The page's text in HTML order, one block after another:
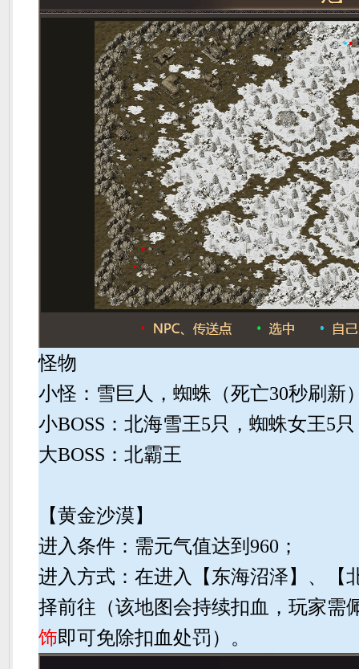
怪物
小怪：雪巨人，蜘蛛（死亡30秒刷新
小BOSS：北海雪王5只，蜘蛛女王5
大BOSS：北霸王
【黄金沙漠】
进入条件：需元气值达到960；
进入方式：在进入【东海沼泽】、【
择前往（该地图会持续扣血，玩家需
饰即可免除扣血处罚）。